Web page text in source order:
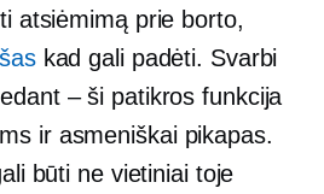
atsiėmimą prie borto,
kad gali padėti. Svarbi
– ši patikros funkcija
ir asmeniškaipikapas.
būti ne vietiniai toje